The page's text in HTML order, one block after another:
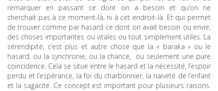
remarquer en passant ce dont on a besoin et qu’on ne
cherchait pas à ce moment-là, ni à cet endroit-là. Et qui permet
de trouver comme par hasard ce dont on avait besoin ou envie,
des choses importantes ou vitales ou tout simplement utiles. La
sérendipité, c’est plus et autre chose que la « baraka » ou le
hasard, ou la synchronie, ou la chance, ou seulement une pure
coïncidence. Cela se situe entre le hasard et la nécessité, l’espoir
perdu et l’espérance, la foi du charbonnier, la naïveté de l’enfant
et la sagacité. Ce concept est important pour plusieurs raisons.